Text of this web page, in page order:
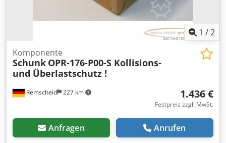
1 /2
Remscheid 227 km
Komponente
Schunk OPR-176-P00-S Kollisions-
und Überlastschutz !
1.436 €
Festpreis zzgl. MwSt.
Anfragen Anrufen